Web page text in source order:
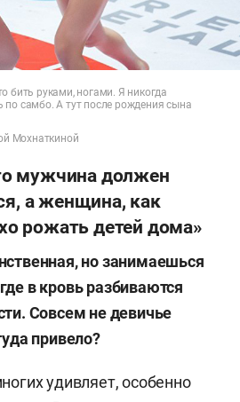
бить руками, ногами. Я никогда
по самбо. А тут после рождения сына
Мохнаткиной
мужчина должен
а женщина, как
рожать детей дома»
но занимаешься
в кровь разбиваются
Совсем не девичье
привело?
удивляет, особенно